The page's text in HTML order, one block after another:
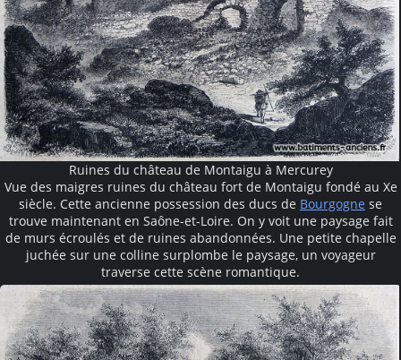
Ruines du château de Montaigu à Mercurey
Vue des maigres ruines du château fort de Montaigu fondé au Xe
siècle. Cette ancienne possession des ducs de Bourgogne se
trouve maintenant en Saône-et-Loire. On y voit une paysage fait
de murs écroulés et de ruines abandonnées. Une petite chapelle
juchée sur une colline surplombe le paysage, un voyageur
traverse cette scène romantique.